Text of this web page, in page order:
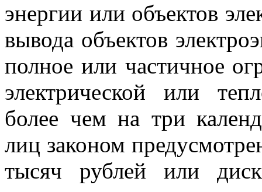
энергии или объектов
вывода объектов
полное или частичное
электрической или
более чем на три
лиц законом
тысяч рублей или